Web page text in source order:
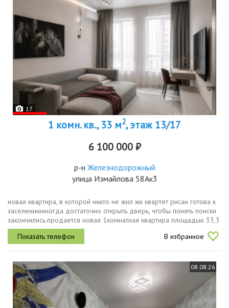
17
1 комн. кв., 33 м2, этаж 13/17
6 100 000 ₽
р-н Железнодорожный
улица Измайлова 58Ак3
новая квартира, в которой никто не жил жк квартет рисан готова к
заселениюиногда достаточно открыть дверь, чтобы понять поиски
закончились.продается новая 1комнатная квартира площадью 33,3
м² на 13 этаже в жк квартет от застройщика рисан.главное...
В избранное
08.08.26